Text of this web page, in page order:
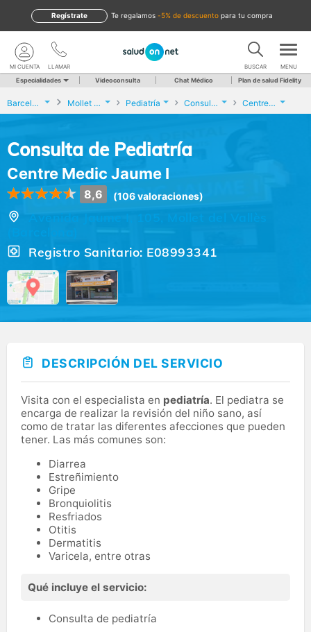
te regalamos -5% de descuento para tu compra
Regístrate
LLAMAR
MI CUENTA BUSCAR MENU
Especialidades Videoconsulta Chat Médico Plan de salud Fidelity
Barcelona Mollet del Vallès Pediatría Consulta de Pediatría Centre Medic Jaume I
Consulta de Pediatría
Centre Medic Jaume I
8,6 (106 valoraciones)
Registro Sanitario: E08993341
DESCRIPCIÓN DEL SERVICIO
Visita con el especialista en pediatría. El pediatra se
encarga de realizar la revisión del niño sano, así
como de tratar las diferentes afecciones que pueden
tener. Las más comunes son:
Diarrea
Estreñimiento
Gripe
Bronquiolitis
Resfriados
Otitis
Dermatitis
Varicela, entre otras
Qué incluye el servicio:
Consulta de pediatría